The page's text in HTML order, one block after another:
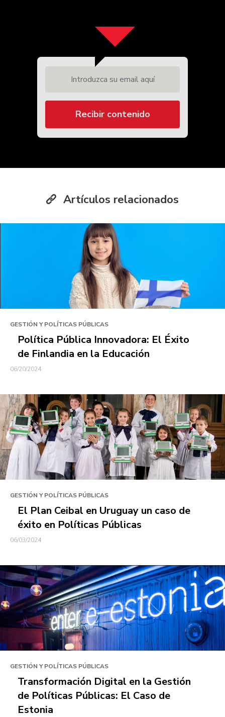
Recibir contenido
Artículos relacionados
GESTIÓN Y POLÍTICAS PÚBLICAS
Política Pública Innovadora: El Éxito
de Finlandia en la Educación
06/20/2024
GESTIÓN Y POLÍTICAS PÚBLICAS
El Plan Ceibal en Uruguay un caso de
éxito en Políticas Públicas
06/03/2024
GESTIÓN Y POLÍTICAS PÚBLICAS
Transformación Digital en la Gestión
de Políticas Públicas: El Caso de
Estonia